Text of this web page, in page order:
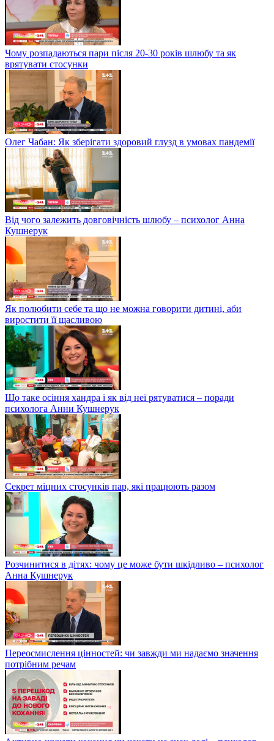
Чому розпадаються пари після 20-30 років шлюбу та як
врятувати стосунки
Олег Чабан: Як зберігати здоровий глузд в умовах пандемії
Від чого залежить довговічність шлюбу – психолог Анна
Кушнерук
Як полюбити себе та що не можна говорити дитині, аби
виростити її щасливою
Що таке осіння хандра і як від неї рятуватися – поради
психолога Анни Кушнерук
Секрет міцних стосунків пар, які працюють разом
Розчинитися в дітях: чому це може бути шкідливо – психолог
Анна Кушнерук
Переосмислення цінностей: чи завжди ми надаємо значення
потрібним речам